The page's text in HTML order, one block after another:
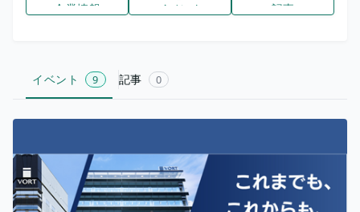
企業情報 イベント 記事
イベント 9 記事 0